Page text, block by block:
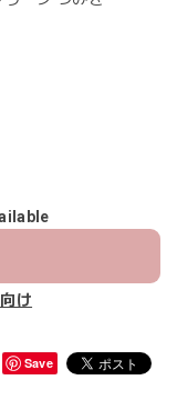
け
Save